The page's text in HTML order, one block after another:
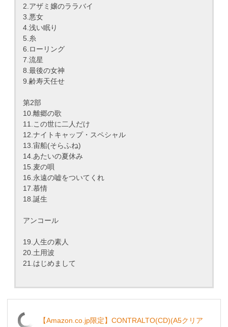
2.アザミ嬢のララバイ
3.悪女
4.浅い眠り
5.糸
6.ローリング
7.流星
8.最後の女神
9.齢寿天任せ
第2部
10.離郷の歌
11.この世に二人だけ
12.ナイトキャップ・スペシャル
13.宙船(そらふね)
14.あたいの夏休み
15.麦の唄
16.永遠の嘘をついてくれ
17.慕情
18.誕生
アンコール
19.人生の素人
20.土用波
21.はじめまして
【Amazon.co.jp限定】CONTRALTO(CD)(A5クリア